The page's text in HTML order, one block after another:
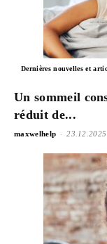
Dernières nouvelles et
Un sommeil
réduit de...
maxwelhelp - 23.12.2025